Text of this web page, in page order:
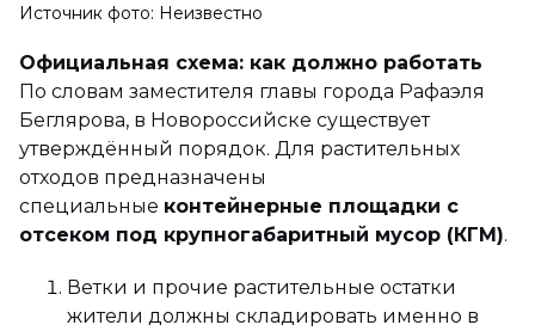
Источник фото: Неизвестно
Официальная схема: как должно работать
По словам заместителя главы города Рафаэля
Беглярова, в Новороссийске существует
утверждённый порядок. Для растительных
отходов предназначены
специальные контейнерные площадки с
отсеком под крупногабаритный мусор (КГМ).
Ветки и прочие растительные остатки
жители должны складировать именно в